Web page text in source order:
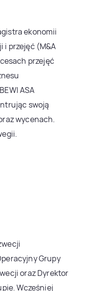
ekonomii
i przejęć (M&A
przejęć
ASA
swoją
wycenach.
Grupy
oraz Dyrektor
Wcześniej